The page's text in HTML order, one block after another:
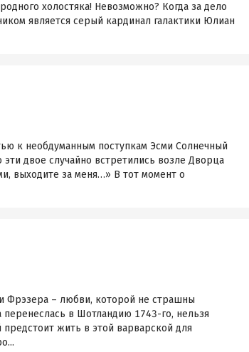
холостяка! Невозможно? Когда за дело
является серый кардинал галактики Юлиан
к необдуманным поступкам Эсми Солнечный
двое случайно встретились возле Дворца
выходите за меня…» В тот момент о
Фрэзера – любви, которой не страшны
перенеслась в Шотландию 1743-го, нельзя
жить в этой варварской для